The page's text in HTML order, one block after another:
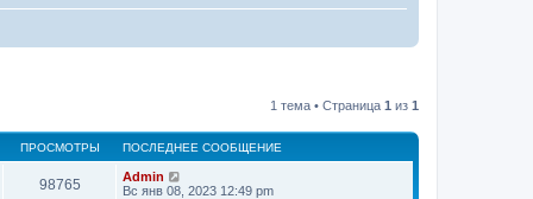
1 тема • Страница 1 из 1
ПРОСМОТРЫ ПОСЛЕДНЕЕ СООБЩЕНИЕ
98765
Admin
Вс янв 08, 2023 12:49 pm